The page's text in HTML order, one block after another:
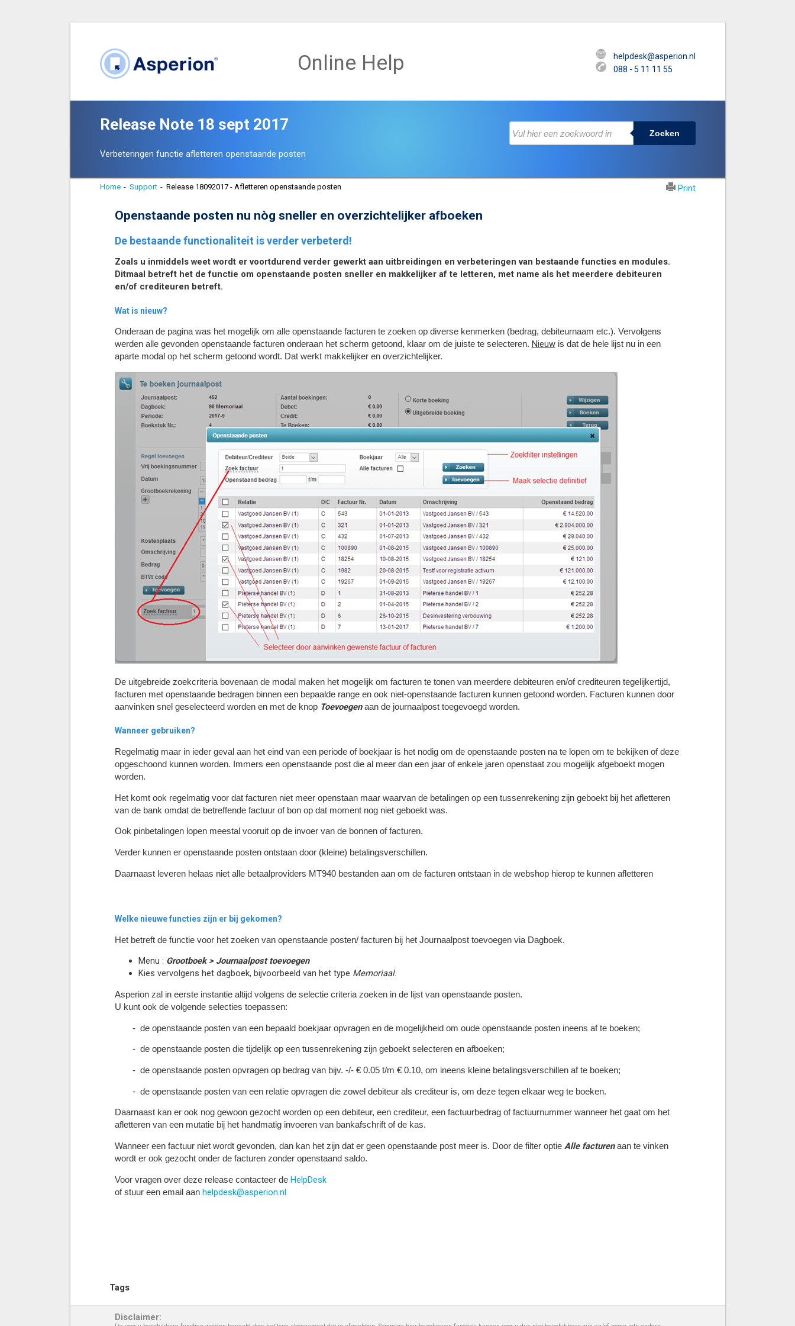
Online Help
helpdesk@asperion.nl
088 - 5 11 11 55
Release Note 18 sept 2017
Verbeteringen functie afletteren openstaande posten
Zoeken
Home - Support - Release 18092017 - Afletteren openstaande posten Print
Openstaande posten nu nòg sneller en overzichtelijker afboeken
De bestaande functionaliteit is verder verbeterd!
Zoals u inmiddels weet wordt er voortdurend verder gewerkt aan uitbreidingen en verbeteringen van bestaande functies en modules.
Ditmaal betreft het de functie om openstaande posten sneller en makkelijker af te letteren, met name als het meerdere debiteuren
en/of crediteuren betreft.
Wat is nieuw?
Onderaan de pagina was het mogelijk om alle openstaande facturen te zoeken op diverse kenmerken (bedrag, debiteurnaam etc.). Vervolgens
werden alle gevonden openstaande facturen onderaan het scherm getoond, klaar om de juiste te selecteren. Nieuwis dat de hele lijst nu in een
aparte modal op het scherm getoond wordt. Dat werkt makkelijker en overzichtelijker.
De uitgebreide zoekcriteria bovenaan de modal maken het mogelijk om facturen te tonen van meerdere debiteuren en/of crediteuren tegelijkertijd,
facturen met openstaande bedragen binnen een bepaalde range en ook niet-openstaande facturen kunnen getoond worden. Facturen kunnen door
aanvinken snel geselecteerd worden en met de knop Toevoegenaan de journaalpost toegevoegd worden.
Wanneer gebruiken?
Regelmatig maar in ieder geval aan het eind van een periode of boekjaar is het nodig om de openstaande posten na te lopen om te bekijken of deze
opgeschoond kunnen worden. Immers een openstaande post die al meer dan een jaar of enkele jaren openstaat zou mogelijk afgeboekt mogen
worden.
Het komt ook regelmatig voor dat facturen niet meer openstaan maar waarvan de betalingen op een tussenrekening zijn geboekt bij het afletteren
van de bank omdat de betreffende factuur of bon op dat moment nog niet geboekt was.
Ook pinbetalingen lopen meestal vooruit op de invoer van de bonnen of facturen.
Verder kunnen er openstaande posten ontstaan door (kleine) betalingsverschillen.
Daarnaast leveren helaas niet alle betaalproviders MT940 bestanden aan om de facturen ontstaan in de webshop hierop te kunnen afletteren
Welke nieuwe functies zijn er bij gekomen?
Het betreft de functie voor het zoeken van openstaande posten/ facturen bij het Journaalpost toevoegen via Dagboek.
Menu : Grootboek > Journaalpost toevoegen
Kies vervolgens het dagboek, bijvoorbeeld van het type Memoriaal.
Asperion zal in eerste instantie altijd volgens de selectie criteria zoeken in de lijst van openstaande posten.
U kunt ook de volgende selecties toepassen:
- de openstaande posten van een bepaald boekjaar opvragen en de mogelijkheid om oude openstaande posten ineens af te boeken;
- de openstaande posten die tijdelijk op een tussenrekening zijn geboekt selecteren en afboeken;
- de openstaande posten opvragen op bedrag van bijv. -/- € 0.05 t/m € 0.10, om ineens kleine betalingsverschillen af te boeken;
- de openstaande posten van een relatie opvragen die zowel debiteur als crediteur is, om deze tegen elkaar weg te boeken.
Daarnaast kan er ook nog gewoon gezocht worden op een debiteur, een crediteur, een factuurbedrag of factuurnummer wanneer het gaat om het
afletteren van een mutatie bij het handmatig invoeren van bankafschrift of de kas.
Wanneer een factuur niet wordt gevonden, dan kan het zijn dat er geen openstaande post meer is. Door de filter optie Alle facturenaan te vinken
wordt er ook gezocht onder de facturen zonder openstaand saldo.
Voor vragen over deze release contacteer de HelpDesk
of stuur een email aan helpdesk@asperion.nl
Tags
Disclaimer: